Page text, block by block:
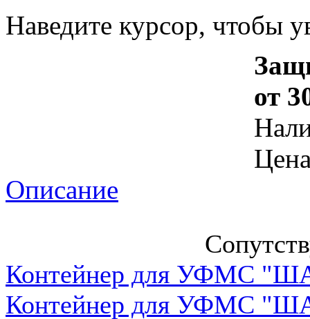
Наведите курсор, чтобы
от
Описание
Контейнер для УФМС
Контейнер для УФМС